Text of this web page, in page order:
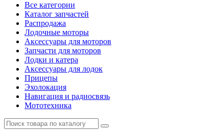
Все категории
Каталог запчастей
Распродажа
Лодочные моторы
Аксессуары для моторов
Запчасти для моторов
Лодки и катера
Аксессуары для лодок
Прицепы
Эхолокация
Навигация и радиосвязь
Мототехника